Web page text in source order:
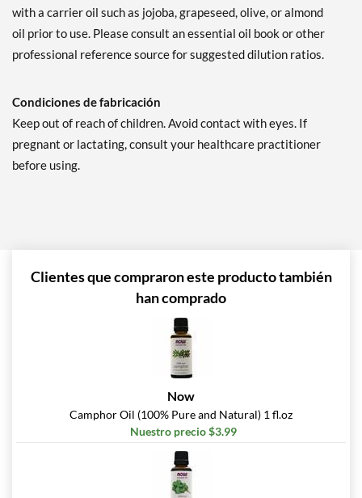
with a carrier oil such as jojoba, grapeseed, olive, or almond
oil prior to use. Please consult an essential oil book or other
professional reference source for suggested dilution ratios.
Condiciones de fabricación
Keep out of reach of children. Avoid contact with eyes. If
pregnant or lactating, consult your healthcare practitioner
before using.
Clientes que compraron este producto también
han comprado
Now
Camphor Oil (100% Pure and Natural) 1 fl.oz
Nuestro precio $3.99